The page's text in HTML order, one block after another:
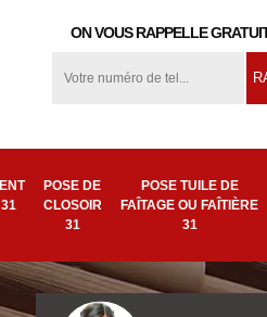
ON VOUS RAPPELLE
POSE DE
CLOSOIR
31
POSE TUILE DE
FAÎTAGE OU FAÎTIÈRE
31